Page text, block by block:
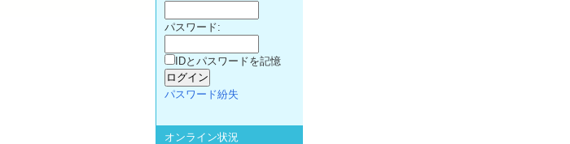
パスワード:
IDとパスワードを記憶
パスワード紛失
オンライン状況